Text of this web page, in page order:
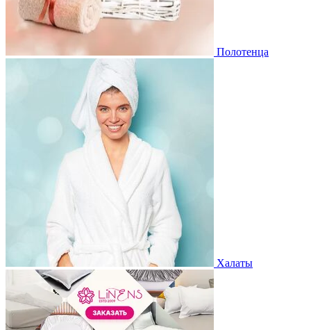
Полотенца
Халаты